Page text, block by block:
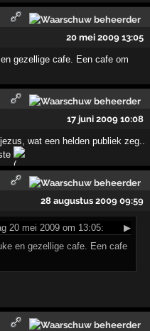
20 mei 2009 13:05
gezellige cafe. Een cafe om
17 juni 2009 10:08
wat een helden publiek zeg..
28 augustus 2009 09:59
20 mei 2009 om 13:05:
▶
en gezellige cafe. Een cafe